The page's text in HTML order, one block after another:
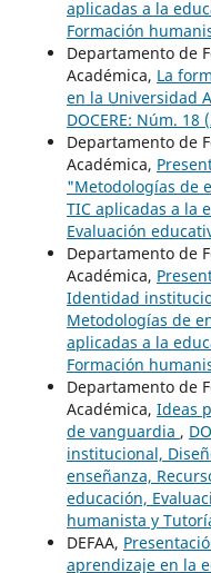
aplicadas a la
Formación
Departamento de
Académica, La
en la Universidad
DOCERE: Núm. 18
Departamento de
Académica,
"Metodologías de
TIC aplicadas a la
Evaluación
Departamento de
Académica,
Identidad
Metodologías de
aplicadas a la
Formación
Departamento de
Académica, Ideas
de vanguardia ,
institucional,
enseñanza,
educación,
humanista y
DEFAA,
aprendizaje en la